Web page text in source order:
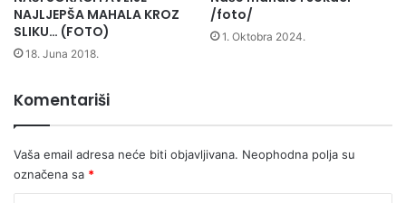
NAJLJEPŠA MAHALA KROZ
SLIKU… (FOTO)
18. Juna 2018.
/foto/
1. Oktobra 2024.
Komentariši
Vaša email adresa neće biti objavljivana. Neophodna polja su
označena sa *